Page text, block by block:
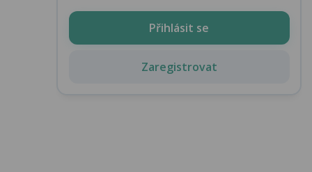
Přihlásit se
Zaregistrovat